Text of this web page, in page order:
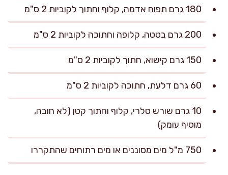
180 גרם תפוח אדמה, קלוף וחתוך לקוביות 2 ס"מ
200 גרם בטטה, קלופה וחתוכה לקוביות 2 ס"מ
150 גרם קישוא, חתוך לקוביות 2 ס"מ
60 גרם דלעת, חתוכה לקוביות 2 ס"מ
10 גרם שורש סלרי, קלוף וחתוך קטן (לא חובה,
מוסיף עומק)
750 מ"ל מים מסוננים או מים רתוחים שהתקררו